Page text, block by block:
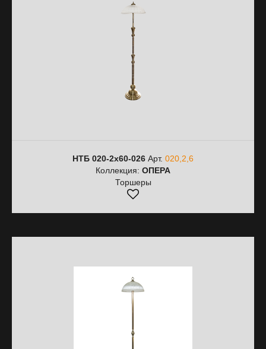
НТБ 020-2х60-026 Арт. 020,2,6
Коллекция: ОПЕРА
Торшеры